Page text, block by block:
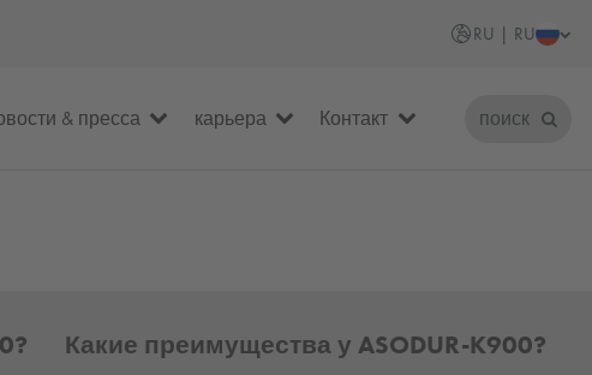
RU | RU
& пресса карьера Контакт поиск
Какие преимущества у ASODUR-K900?